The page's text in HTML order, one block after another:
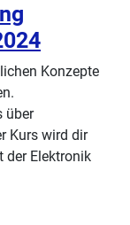
Konzepte
über
Kurs wird dir
der Elektronik